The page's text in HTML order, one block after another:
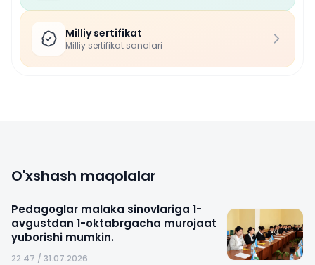
Milliy sertifikat
Milliy sertifikat sanalari
O'xshash maqolalar
Pedagoglar malaka sinovlariga 1-
avgustdan 1-oktabrgacha murojaat
yuborishi mumkin.
22:47 / 31.07.2026